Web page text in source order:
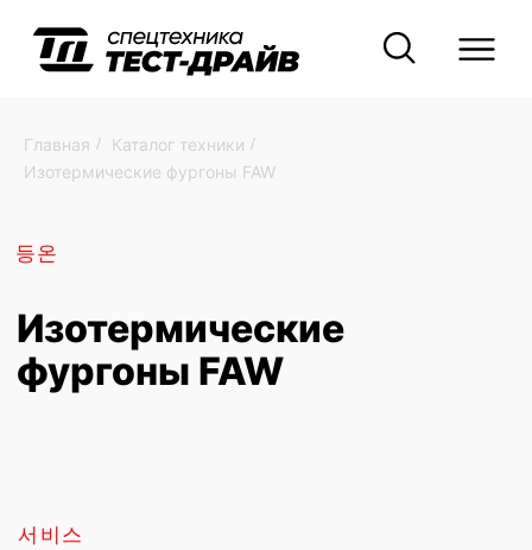
Главная / Каталог техники /
Изотермические фургоны FAW
фургоны FAW
등온
서비스
предназначенные для перевозки грузов с